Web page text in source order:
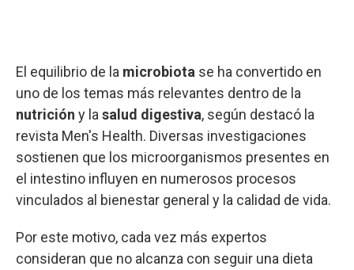
El equilibrio de la microbiota se ha convertido en
uno de los temas más relevantes dentro de la
nutrición y la salud digestiva, según destacó la
revista Men's Health. Diversas investigaciones
sostienen que los microorganismos presentes en
el intestino influyen en numerosos procesos
vinculados al bienestar general y la calidad de vida.
Por este motivo, cada vez más expertos
consideran que no alcanza con seguir una dieta